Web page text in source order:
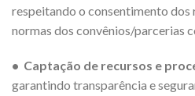
respeitando o consentimento dos
normas dos convênios/parcerias
• Captação de recursos e
garantindo transparência e